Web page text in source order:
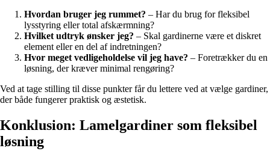
Hvordan bruger jeg rummet? – Har du brug for fleksibel
lysstyring eller total afskærmning?
Hvilket udtryk ønsker jeg? – Skal gardinerne være et diskret
element eller en del af indretningen?
Hvor meget vedligeholdelse vil jeg have? – Foretrækker du en
løsning, der kræver minimal rengøring?
Ved at tage stilling til disse punkter får du lettere ved at vælge gardiner,
der både fungerer praktisk og æstetisk.
Konklusion: Lamelgardiner som fleksibel
løsning